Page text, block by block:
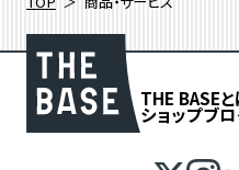
THE BASE
ショップブ